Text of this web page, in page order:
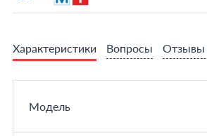
Характеристики Вопросы Отзывы
Модель